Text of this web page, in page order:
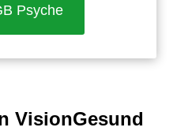
Psyche
VisionGesund